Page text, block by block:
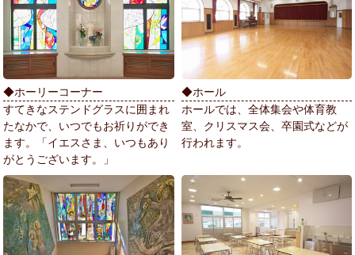
◆ホーリーコーナー
すてきなステンドグラスに囲まれ
たなかで、いつでもお祈りができ
ます。「イエスさま、いつもあり
がとうございます。」
◆ホール
ホールでは、全体集会や体育教
室、クリスマス会、卒園式などが
行われます。